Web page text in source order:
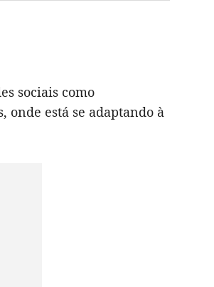
sociais como
onde está se adaptando à